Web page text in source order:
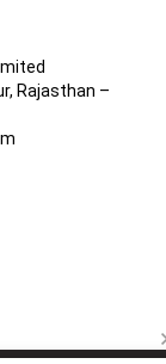
Rajasthan –